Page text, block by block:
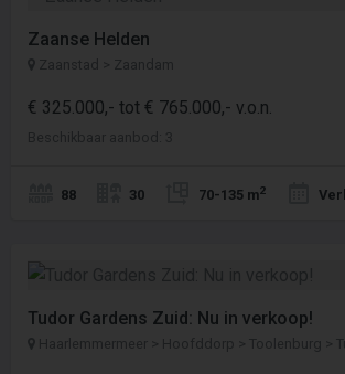
Zaanse Helden
Zaanstad > Zaandam
€ 325.000,- tot € 765.000,- v.o.n.
Beschikbaar aanbod: 3
88 30 70-135 m2
Tudor Gardens Zuid: Nu in verkoop!
Haarlemmermeer > Hoofddorp > Toolenburg >